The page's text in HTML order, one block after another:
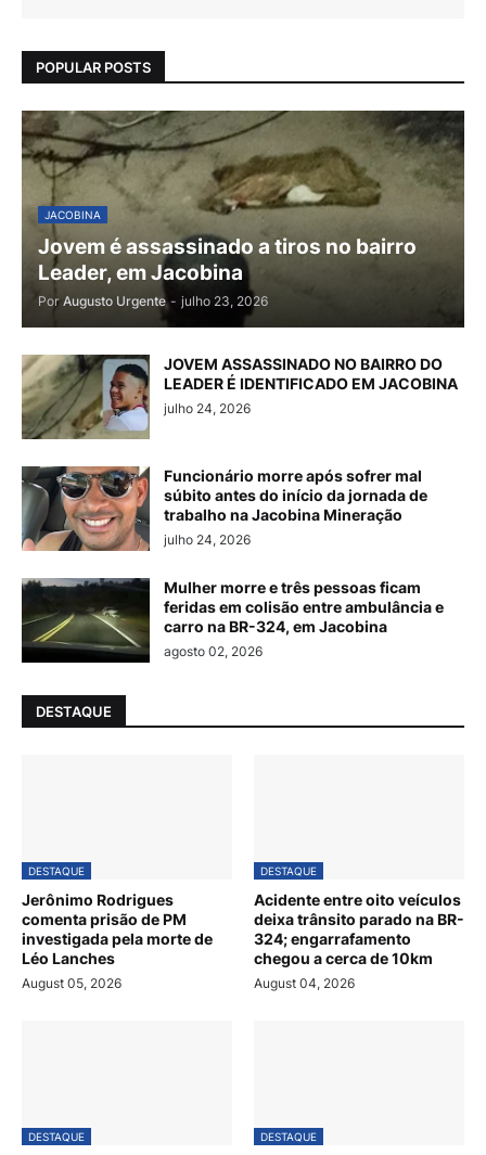
POPULAR POSTS
JACOBINA
Jovem é assassinado a tiros no bairro
Leader, em Jacobina
Por Augusto Urgente - julho 23, 2026
JOVEM ASSASSINADO NO BAIRRO DO
LEADER É IDENTIFICADO EM JACOBINA
julho 24, 2026
Funcionário morre após sofrer mal
súbito antes do início da jornada de
trabalho na Jacobina Mineração
julho 24, 2026
Mulher morre e três pessoas ficam
feridas em colisão entre ambulância e
carro na BR-324, em Jacobina
agosto 02, 2026
DESTAQUE
DESTAQUE
Jerônimo Rodrigues
comenta prisão de PM
investigada pela morte de
Léo Lanches
August 05, 2026
DESTAQUE
Acidente entre oito veículos
deixa trânsito parado na BR-
324; engarrafamento
chegou a cerca de 10km
August 04, 2026
DESTAQUE DESTAQUE